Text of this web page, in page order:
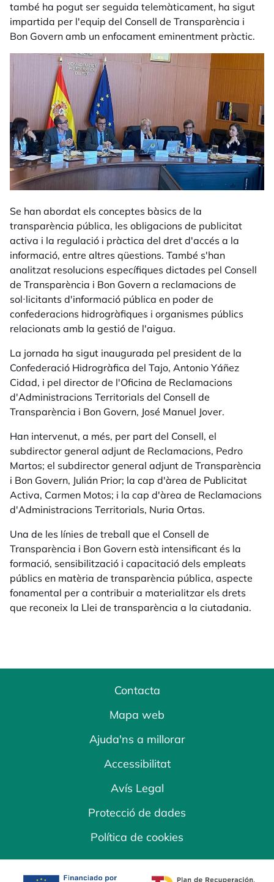
també ha pogut ser seguida telemàticament, ha sigut
impartida per l'equip del Consell de Transparència i
Bon Govern amb un enfocament eminentment pràctic.
Se han abordat els conceptes bàsics de la
transparència pública, les obligacions de publicitat
activa i la regulació i pràctica del dret d'accés a la
informació, entre altres qüestions. També s'han
analitzat resolucions específiques dictades pel Consell
de Transparència i Bon Govern a reclamacions de
sol·licitants d'informació pública en poder de
confederacions hidrogràfiques i organismes públics
relacionats amb la gestió de l'aigua.
La jornada ha sigut inaugurada pel president de la
Confederació Hidrogràfica del Tajo, Antonio Yáñez
Cidad, i pel director de l'Oficina de Reclamacions
d'Administracions Territorials del Consell de
Transparència i Bon Govern, José Manuel Jover.
Han intervenut, a més, per part del Consell, el
subdirector general adjunt de Reclamacions, Pedro
Martos; el subdirector general adjunt de Transparència
i Bon Govern, Julián Prior; la cap d'àrea de Publicitat
Activa, Carmen Motos; i la cap d'àrea de Reclamacions
d'Administracions Territorials, Nuria Ortas.
Una de les línies de treball que el Consell de
Transparència i Bon Govern està intensificant és la
formació, sensibilització i capacitació dels empleats
públics en matèria de transparència pública, aspecte
fonamental per a contribuir a materialitzar els drets
que reconeix la Llei de transparència a la ciutadania.
Contacta
Mapa web
Ajuda'ns a millorar
Accessibilitat
Avís Legal
Protecció de dades
Política de cookies